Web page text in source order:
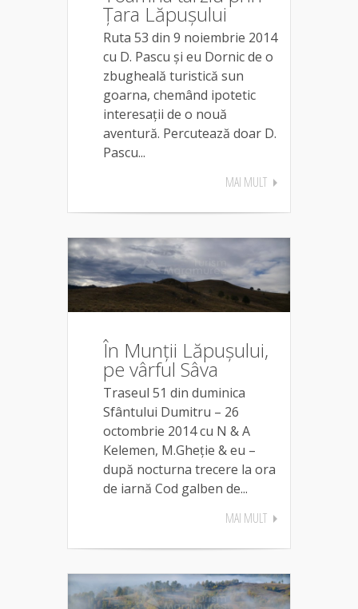
Țara Lăpușului
Ruta 53 din 9 noiembrie 2014
cu D. Pascu și eu Dornic de o
zbugheală turistică sun
goarna, chemând ipotetic
interesații de o nouă
aventură. Percutează doar D.
Pascu...
MAI MULT
În Munții Lăpușului,
pe vârful Sâva
Traseul 51 din duminica
Sfântului Dumitru – 26
octombrie 2014 cu N & A
Kelemen, M.Gheție & eu –
după nocturna trecere la ora
de iarnă Cod galben de...
MAI MULT